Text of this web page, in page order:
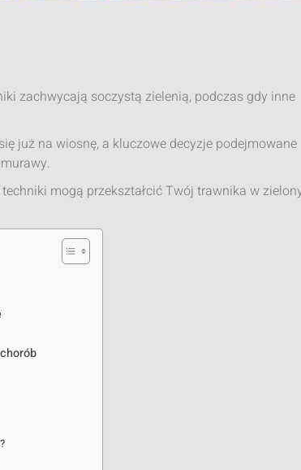
zachwycają soczystą zielenią, podczas gdy inne
już na wiosnę, a kluczowe decyzje podejmowane
mogą przekształcić Twój trawnika w